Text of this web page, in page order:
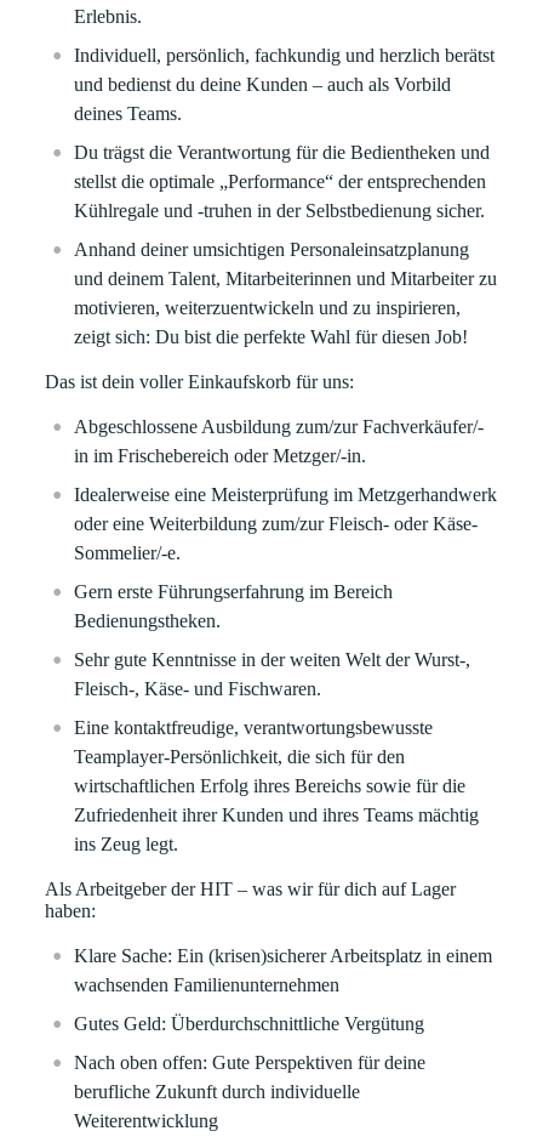
Erlebnis.
Individuell, persönlich, fachkundig und herzlich berätst
und bedienst du deine Kunden – auch als Vorbild
deines Teams.
Du trägst die Verantwortung für die Bedientheken und
stellst die optimale „Performance“ der entsprechenden
Kühlregale und -truhen in der Selbstbedienung sicher.
Anhand deiner umsichtigen Personaleinsatzplanung
und deinem Talent, Mitarbeiterinnen und Mitarbeiter zu
motivieren, weiterzuentwickeln und zu inspirieren,
zeigt sich: Du bist die perfekte Wahl für diesen Job!
Das ist dein voller Einkaufskorb für uns:
Abgeschlossene Ausbildung zum/zur Fachverkäufer/-
in im Frischebereich oder Metzger/-in.
Idealerweise eine Meisterprüfung im Metzgerhandwerk
oder eine Weiterbildung zum/zur Fleisch- oder Käse-
Sommelier/-e.
Gern erste Führungserfahrung im Bereich
Bedienungstheken.
Sehr gute Kenntnisse in der weiten Welt der Wurst-,
Fleisch-, Käse- und Fischwaren.
Eine kontaktfreudige, verantwortungsbewusste
Teamplayer-Persönlichkeit, die sich für den
wirtschaftlichen Erfolg ihres Bereichs sowie für die
Zufriedenheit ihrer Kunden und ihres Teams mächtig
ins Zeug legt.
Als Arbeitgeber der HIT – was wir für dich auf Lager
haben:
Klare Sache:Ein (krisen)sicherer Arbeitsplatz in einem
wachsenden Familienunternehmen
Gutes Geld:Überdurchschnittliche Vergütung
Nach oben offen:Gute Perspektiven für deine
berufliche Zukunft durch individuelle
Weiterentwicklung